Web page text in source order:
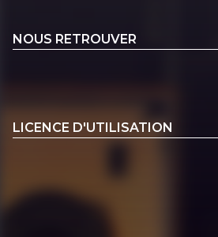
NOUS RETROUVER
LICENCE D'UTILISATION